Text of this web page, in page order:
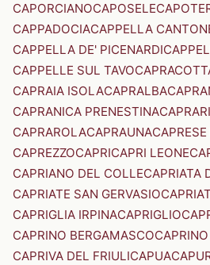
CAPORCIANOCAPOSELE
CAPPADOCIACAPPELLA
CAPPELLA DE' PICENARDI
CAPPELLE SUL TAVO
CAPRAIA ISOLACAPRALBA
CAPRANICA PRENESTINA
CAPRAROLACAPRAUNA
CAPREZZOCAPRICAPRI LEONE
CAPRIANO DEL COLLECAPRIATA
CAPRIATE SAN GERVASIO
CAPRIGLIA IRPINACAPRIGLIO
CAPRINO BERGAMASCO
CAPRIVA DEL FRIULICAPUA